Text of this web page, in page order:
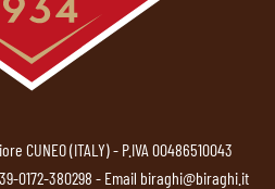
CUNEO (ITALY) - P.IVA 00486510043
0172-380298 - Email biraghi@biraghi.it